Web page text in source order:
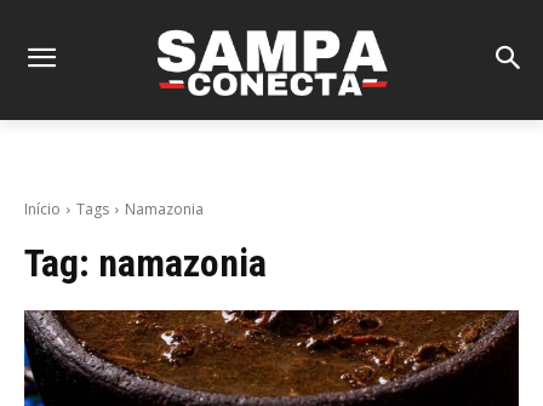
Início Tags Namazonia
Tag: namazonia